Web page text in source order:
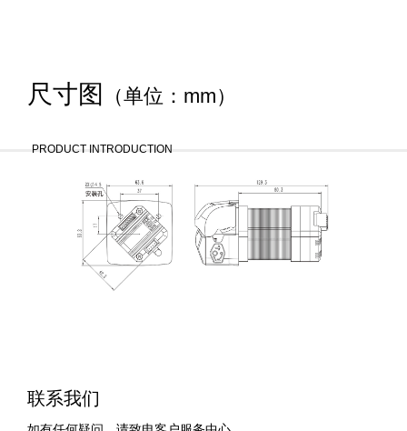
尺寸图 （单位：mm）
PRODUCT INTRODUCTION
联系我们